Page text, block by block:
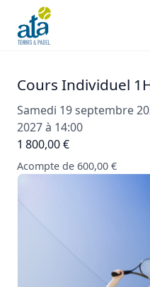
Cours Individuel
Samedi 19 septembre
2027 à 14:00
1 800,00 €
Acompte de 600,00 €